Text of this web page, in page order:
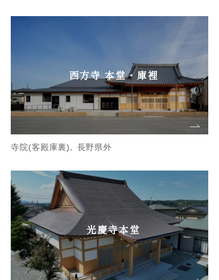
西方寺 本堂・庫裡
寺院(客殿庫裏) 長野県外
光慶寺本堂